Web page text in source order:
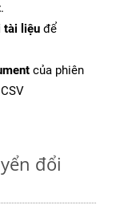
.
tài liệu để
của phiên
đổi